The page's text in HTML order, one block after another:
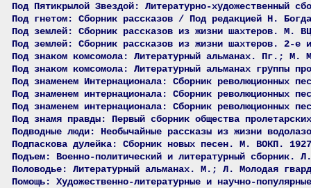
Под Пятикрылой Звездой: Литературно-художественный
Под гнетом: Сборник рассказов / Под редакцией Н.
Под землей: Сборник рассказов из жизни шахтеров. М.
Под землей: Сборник рассказов из жизни шахтеров. 2-е
Под знаком комсомола: Литературный альманах. Пг.; М.
Под знаком комсомола: Литературный альманах группы
Под знаменем Интернационала: Сборник революционных
Под знаменем интернационала: Сборник революционных
Под знаменем интернационала: Сборник революционных
Под знамя правды: Первый сборник общества
Подводные люди: Необычайные рассказы из жизни
Подпаскова дулейка: Сборник новых песен. М. ВОКП.
Подъем: Военно-политический и литературный сборник.
Половодье: Литературный альманах. М.; Л. Молодая
Помощь: Художественно-литературные и научно-